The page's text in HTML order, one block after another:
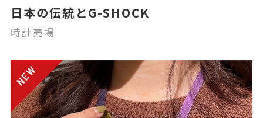
日本の伝統とG-SHOCK
時計売場